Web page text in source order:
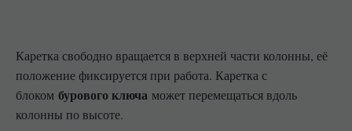
Каретка свободно вращается в верхней части колонны, её
положение фиксируется при работа. Каретка с
блоком бурового ключа может перемещаться вдоль
колонны по высоте.